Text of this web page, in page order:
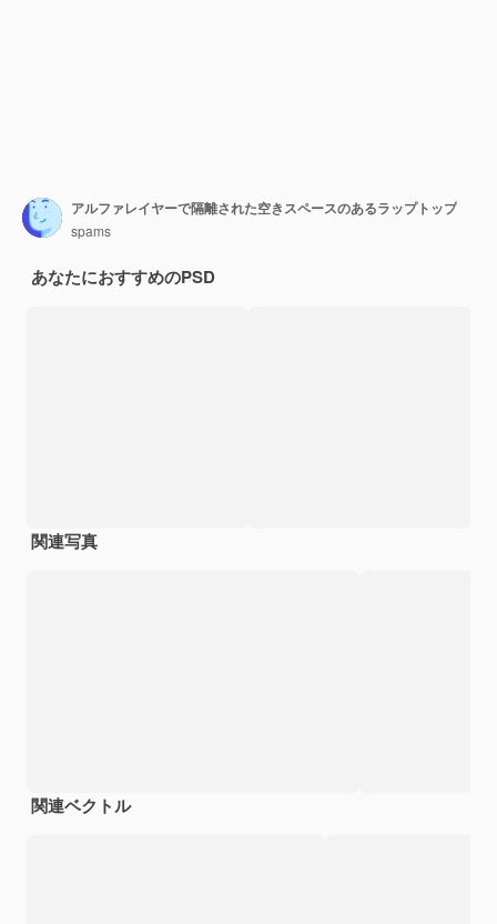
アルファレイヤーで隔離された空きスペースのあるラップトップ
spams
あなたにおすすめのPSD
関連写真
関連ベクトル